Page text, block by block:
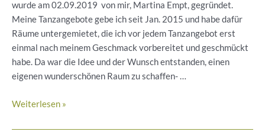
wurde am 02.09.2019 von mir, Martina Empt, gegründet.
Meine Tanzangebote gebe ich seit Jan. 2015 und habe dafür
Räume untergemietet, die ich vor jedem Tanzangebot erst
einmal nach meinem Geschmack vorbereitet und geschmückt
habe. Da war die Idee und der Wunsch entstanden, einen
eigenen wunderschönen Raum zu schaffen- …
Vorstellung:
Schatzinsel
Weiterlesen »